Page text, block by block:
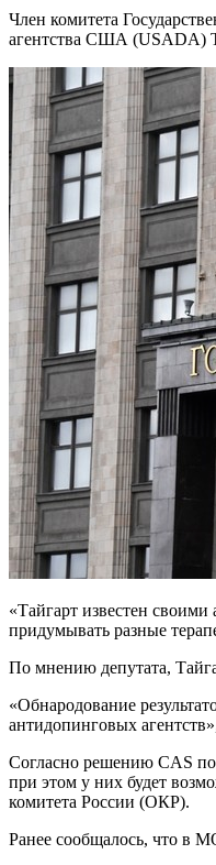
Член комитета
агентства США (USADA)
«Тайгарт известен
придумывать разные
По мнению депутата,
«Обнародование
антидопинговых
Согласно решению CAS
при этом у них будет
комитета России (ОКР).
Ранее сообщалось, что в